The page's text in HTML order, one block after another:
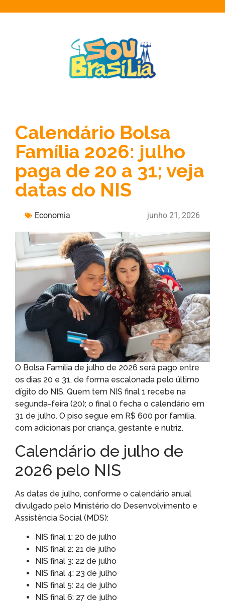
Calendário Bolsa
Família 2026: julho
paga de 20 a 31; veja
datas do NIS
Economia junho 21, 2026
O Bolsa Família de julho de 2026 será pago entre
os dias 20 e 31, de forma escalonada pelo último
dígito do NIS. Quem tem NIS final 1 recebe na
segunda-feira (20); o final 0 fecha o calendário em
31 de julho. O piso segue em R$ 600 por família,
com adicionais por criança, gestante e nutriz.
Calendário de julho de
2026 pelo NIS
As datas de julho, conforme o calendário anual
divulgado pelo Ministério do Desenvolvimento e
Assistência Social (MDS):
NIS final 1: 20 de julho
NIS final 2: 21 de julho
NIS final 3: 22 de julho
NIS final 4: 23 de julho
NIS final 5: 24 de julho
NIS final 6: 27 de julho